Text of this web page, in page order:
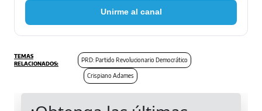
Unirme al canal
PRD: Partido Revolucionario Democrático
Crispiano Adames